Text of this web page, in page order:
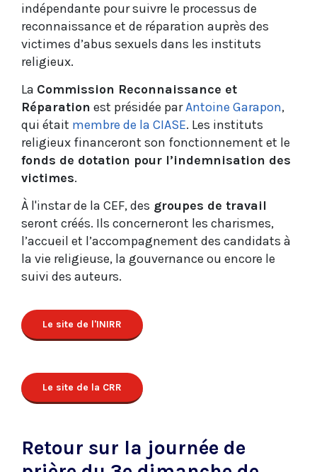
indépendante pour suivre le processus de
reconnaissance et de réparation auprès des
victimes d’abus sexuels dans les instituts
religieux.
La Commission Reconnaissance et
Réparation est présidée parAntoine Garapon,
qui était membre de la CIASE. Les instituts
religieux financeront son fonctionnement et le
fonds de dotation pour l’indemnisation des
victimes.
À l'instar de la CEF, des groupes de travail
seront créés. Ils concerneront les charismes,
l’accueil et l’accompagnement des candidats à
la vie religieuse, la gouvernance ou encore le
suivi des auteurs.
Le site de l'INIRR
Le site de la CRR
Retour sur la journée de